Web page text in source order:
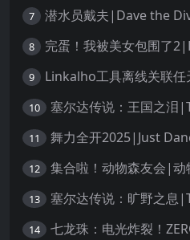
7 潜水员戴夫|Dave the
8 完蛋！我被美女包围了
9 Linkalho工具离线关联任
10
11 舞力全开2025|Just
12
13
14